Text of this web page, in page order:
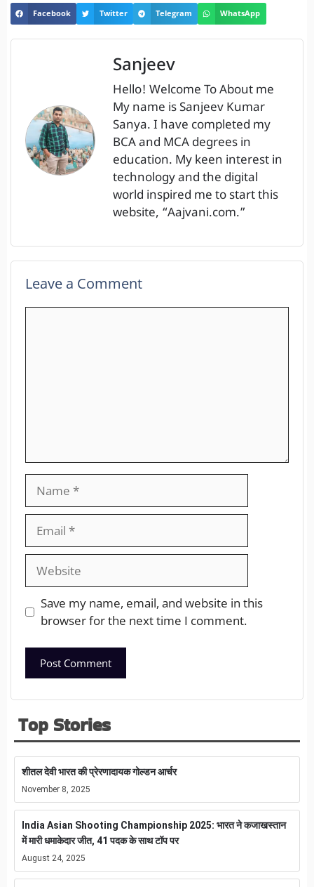
Facebook Twitter Telegram WhatsApp
Sanjeev
Hello! Welcome To About me
My name is Sanjeev Kumar
Sanya. I have completed my
BCA and MCA degrees in
education. My keen interest in
technology and the digital
world inspired me to start this
website, “Aajvani.com.”
Leave a Comment
Save my name, email, and website in this
browser for the next time I comment.
Top Stories
शीतल देवी भारत की प्रेरणादायक गोल्डन आर्चर
November 8, 2025
India Asian Shooting Championship 2025: भारत ने कजाखस्तान
में मारी धमाकेदार जीत, 41 पदक के साथ टॉप पर
August 24, 2025